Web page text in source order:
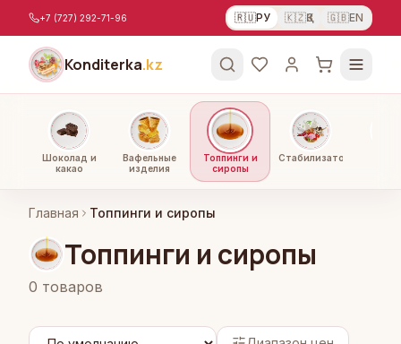
Перейти к содержимому
+7 (727) 292-71-96 🇷🇺РУ 🇰🇿ҚЗ 🇬🇧EN
Konditerka.kz
Шоколад и
какао
Вафельные
изделия
Топпинги и
сиропы
Стабилизаторы
Главная Топпинги и сиропы
Топпинги и сиропы
0 товаров